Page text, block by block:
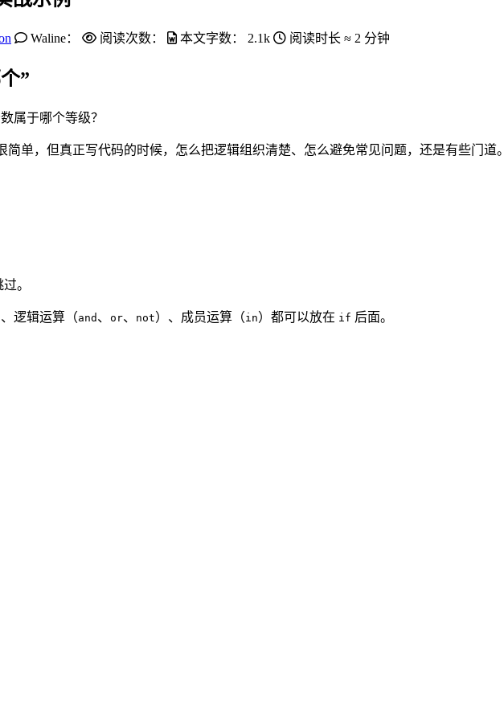
Waline： 阅读次数： 本文字数： 2.1k 阅读时长 ≈ 2 分钟
”
属于哪个等级？
单，但真正写代码的时候，怎么把逻辑组织清楚、怎么避免常见问题，还是有些门道。
。
逻辑运算（and 、 or、 not）、成员运算（in）都可以放在 if 后面。